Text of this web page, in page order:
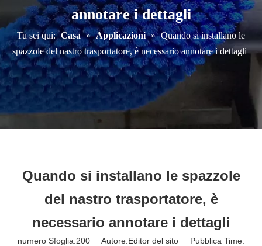
annotare i dettagli
Tu sei qui: Casa » Applicazioni » Quando si installano le
spazzole del nastro trasportatore, è necessario annotare i dettagli
Quando si installano le spazzole
del nastro trasportatore, è
necessario annotare i dettagli
numero Sfoglia:200 Autore:Editor del sito Pubblica Time: